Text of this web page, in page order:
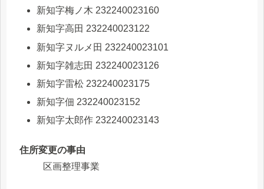
新知字梅ノ木 232240023160
新知字高田 232240023122
新知字ヌルメ田 232240023101
新知字雑志田 232240023126
新知字雷松 232240023175
新知字佃 232240023152
新知字太郎作 232240023143
住所変更の事由
区画整理事業